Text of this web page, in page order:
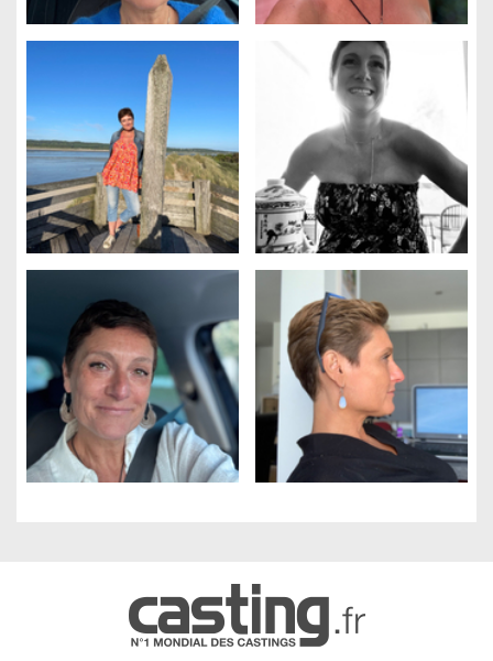
Gestion des cookies
Nous utilisons des cookies qui facilitent l'utilisation du site,
améliorent la performance et la sécurité du site internet.
Faites-nous part de vos préférences de cookies pour chaque
Mesure d'audience
Régies publicitaires